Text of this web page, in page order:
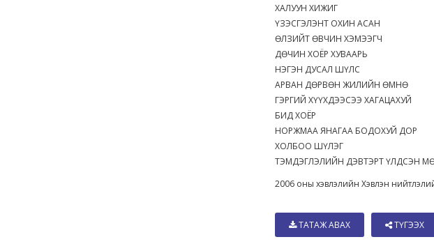
ХАЛУУН ХИЖИГ
ҮЗЭСГЭЛЭНТ ОХИН АСАН
ӨЛЗИЙТ ӨВЧИН ХЭМЭЭГЧ
ДӨЧИН ХОЁР ХУВААРЬ
НЭГЭН ДУСАЛ ШҮЛС
АРВАН ДӨРВӨН ЖИЛИЙН ӨМНӨ
ГЭРГИЙ ХҮҮХДЭЭСЭЭ ХАГАЦАХУЙ
БИД ХОЁР
НОРЖМАА ЯНАГАА БОДОХУЙ ДОР
ХОЛБОО ШҮЛЭГ
ТЭМДЭГЛЭЛИЙН ДЭВТЭРТ ҮЛДСЭН
2006 оны хэвлэлийн Хэвлэн
ТАТАЖ АВАХ ТҮГЭЭХ